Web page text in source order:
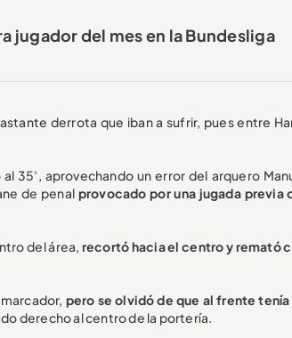
jugador del mes en la Bundesliga
derrota que iban a sufrir, pues entre
35’, aprovechando un error del arquero
de penal provocado por una jugada previa
del área, recortó hacia el centro y remató
pero se olvidó de que al frente tenía
derecho al centro de la portería.